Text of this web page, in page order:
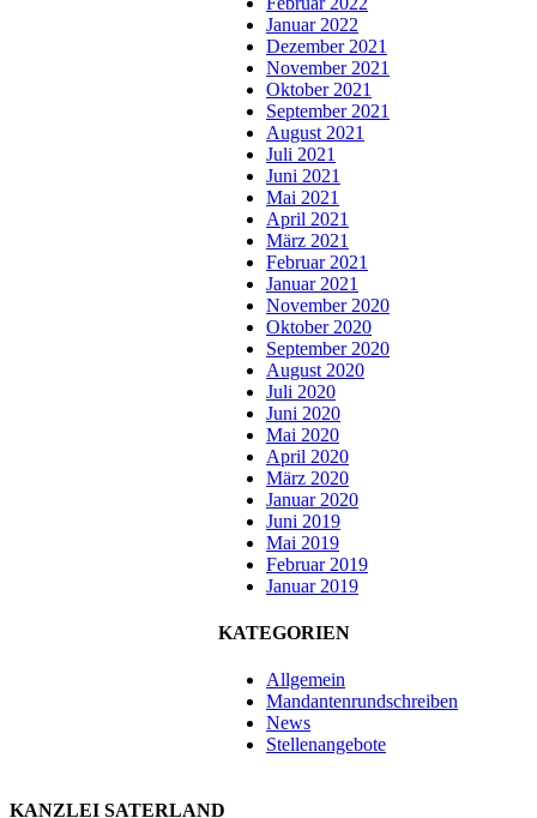
Januar 2022
Dezember 2021
November 2021
Oktober 2021
September 2021
August 2021
Juli 2021
Juni 2021
Mai 2021
April 2021
März 2021
Februar 2021
Januar 2021
November 2020
Oktober 2020
September 2020
August 2020
Juli 2020
Juni 2020
Mai 2020
April 2020
März 2020
Januar 2020
Juni 2019
Mai 2019
Februar 2019
Januar 2019
KATEGORIEN
Allgemein
Mandantenrundschreiben
News
Stellenangebote
KANZLEI SATERLAND